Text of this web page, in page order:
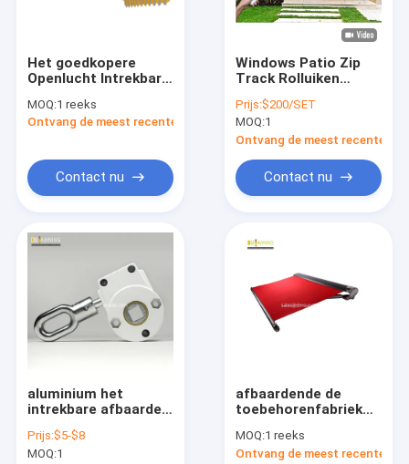
Fabriekstocht
Kwaliteitscontrole
Nieuws
Vraag een offerte
Vertrekbare luifelapparatuur
Vertrekbare vensterluiken
Vertrekbare dakluizen
Het goedkopere
Openlucht Intrekbare
Verkoop
MOQ:1 reeks
Ontvang de meest recente Prijs
Contact nu
Windows Patio Zip
Track Rolluiken
Rolluiken
Prijs:$200/SET
MOQ:1
Ontvang de meest recente
Contact nu
aluminium het
intrekbare afbaarden
voor handhandvat
Prijs:$5-$8
MOQ:1
afbaardende de
toebehorenfabriek
semi cassette,
Chinese heavry
MOQ:1 reeks
Ontvang de meest recente